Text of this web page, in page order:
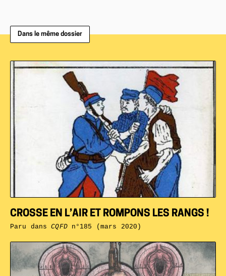
Dans le même dossier
CROSSE EN L’AIR ET ROMPONS LES RANGS !
Paru dansCQFDn°185 (mars 2020)